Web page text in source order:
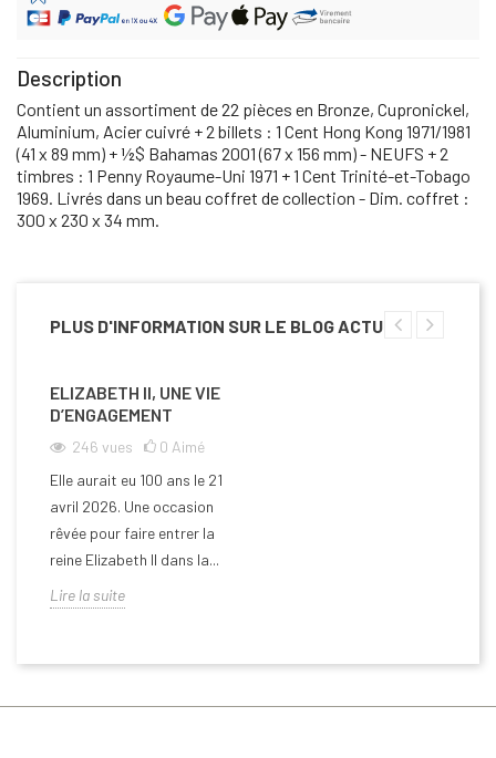
Description
Contient un assortiment de 22 pièces en Bronze, Cupronickel,
Aluminium, Acier cuivré + 2 billets : 1 Cent Hong Kong 1971/1981
(41 x 89 mm) + ½$ Bahamas 2001 (67 x 156 mm) - NEUFS + 2
timbres : 1 Penny Royaume-Uni 1971 + 1 Cent Trinité-et-Tobago
1969. Livrés dans un beau coffret de collection - Dim. coffret :
300 x 230 x 34 mm.
PLUS D'INFORMATION SUR LE BLOG ACTU
ELIZABETH II, UNE VIE
D’ENGAGEMENT
246 vues 0 Aimé
Elle aurait eu 100 ans le 21
avril 2026. Une occasion
rêvée pour faire entrer la
reine Elizabeth II dans la...
Lire la suite